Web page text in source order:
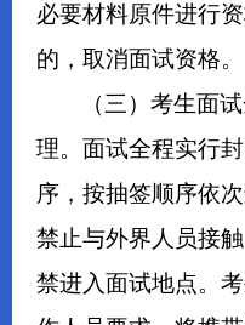
必要材料原件进行
的，取消面试资格。
（三）考生面
理。面试全程实行
序，按抽签顺序依
禁止与外界人员接
禁进入面试地点。